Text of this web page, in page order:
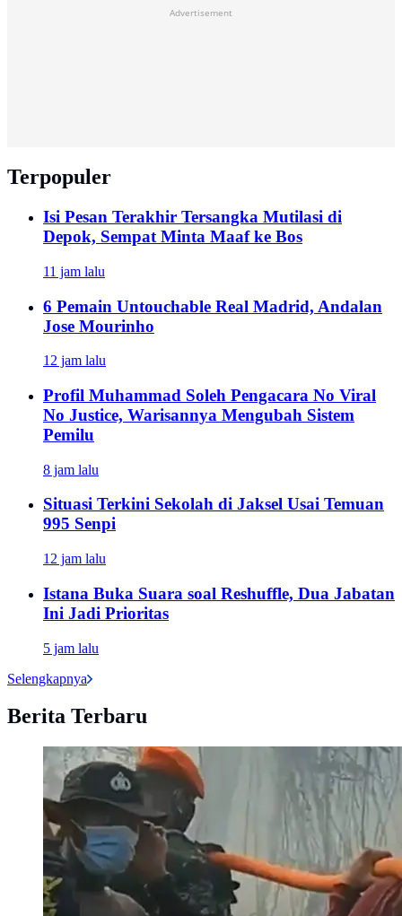
Advertisement
Terpopuler
Isi Pesan Terakhir Tersangka Mutilasi di
Depok, Sempat Minta Maaf ke Bos
11 jam lalu
6 Pemain Untouchable Real Madrid, Andalan
Jose Mourinho
12 jam lalu
Profil Muhammad Soleh Pengacara No Viral
No Justice, Warisannya Mengubah Sistem
Pemilu
8 jam lalu
Situasi Terkini Sekolah di Jaksel Usai Temuan
995 Senpi
12 jam lalu
Istana Buka Suara soal Reshuffle, Dua Jabatan
Ini Jadi Prioritas
5 jam lalu
Selengkapnya
Berita Terbaru